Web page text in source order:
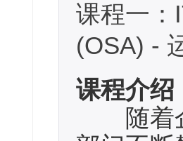
课程一：
(OSA) -
课程介绍
随着企